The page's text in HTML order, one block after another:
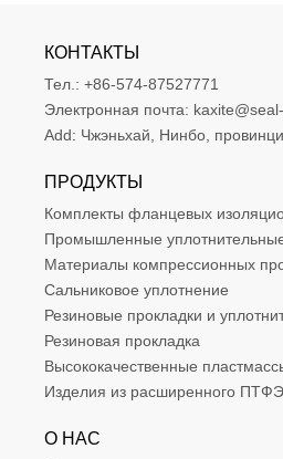
КОНТАКТЫ
Тел.: +86-574-87527771
Электронная почта:
Add: Чжэньхай, Нинбо,
ПРОДУКТЫ
Комплекты фланцевых
Промышленные
Материалы компрессионных
Сальниковое уплотнение
Резиновые прокладки и
Резиновая прокладка
Высококачественные
Изделия из расширенного ПТФЭ
О НАС